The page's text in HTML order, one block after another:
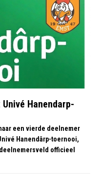
Hanendarp-
een vierde deelnemer
Hanendârp-toernooi,
officieel